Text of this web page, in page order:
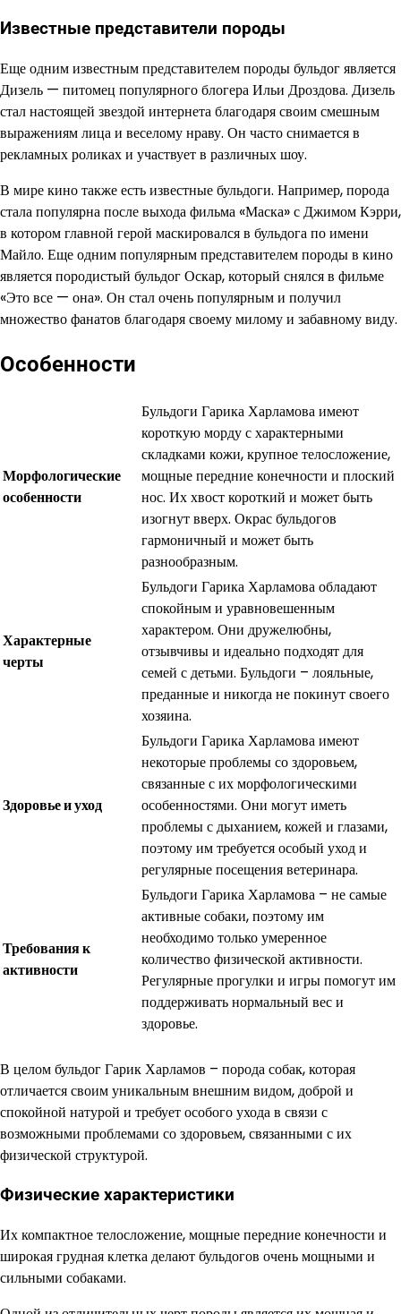
Известные представители породы
Еще одним известным представителем породы бульдог является
Дизель — питомец популярного блогера Ильи Дроздова. Дизель
стал настоящей звездой интернета благодаря своим смешным
выражениям лица и веселому нраву. Он часто снимается в
рекламных роликах и участвует в различных шоу.
В мире кино также есть известные бульдоги. Например, порода
стала популярна после выхода фильма «Маска» с Джимом Кэрри,
в котором главной герой маскировался в бульдога по имени
Майло. Еще одним популярным представителем породы в кино
является породистый бульдог Оскар, который снялся в фильме
«Это все — она». Он стал очень популярным и получил
множество фанатов благодаря своему милому и забавному виду.
Особенности
Морфологические
особенности
Бульдоги Гарика Харламова имеют
короткую морду с характерными
складками кожи, крупное телосложение,
мощные передние конечности и плоский
нос. Их хвост короткий и может быть
изогнут вверх. Окрас бульдогов
гармоничный и может быть
разнообразным.
Характерные
черты
Бульдоги Гарика Харламова обладают
спокойным и уравновешенным
характером. Они дружелюбны,
отзывчивы и идеально подходят для
семей с детьми. Бульдоги – лояльные,
преданные и никогда не покинут своего
хозяина.
Здоровье и уход
Бульдоги Гарика Харламова имеют
некоторые проблемы со здоровьем,
связанные с их морфологическими
особенностями. Они могут иметь
проблемы с дыханием, кожей и глазами,
поэтому им требуется особый уход и
регулярные посещения ветеринара.
Требования к
активности
Бульдоги Гарика Харламова – не самые
активные собаки, поэтому им
необходимо только умеренное
количество физической активности.
Регулярные прогулки и игры помогут им
поддерживать нормальный вес и
здоровье.
В целом бульдог Гарик Харламов – порода собак, которая
отличается своим уникальным внешним видом, доброй и
спокойной натурой и требует особого ухода в связи с
возможными проблемами со здоровьем, связанными с их
физической структурой.
Физические характеристики
Их компактное телосложение, мощные передние конечности и
широкая грудная клетка делают бульдогов очень мощными и
сильными собаками.